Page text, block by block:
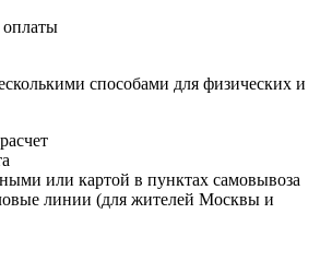
оплаты
способами для физических и
или картой в пунктах самовывоза
линии (для жителей Москвы и